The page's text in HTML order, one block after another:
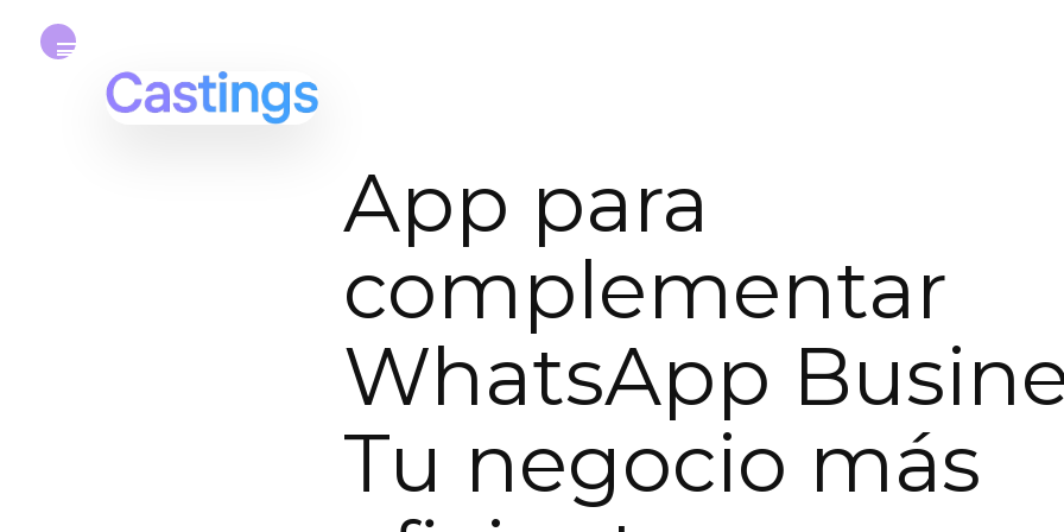
App para
complementar
WhatsApp
Tu negocio más